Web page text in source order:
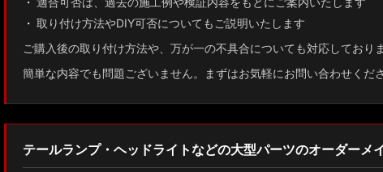
GUN125 ハイラックス
GDJ150W/151 WTRJ150 ランドクルーザー プラド
取り付け方法やDIY可否についてもご説明いたします
ご購入後の取り付け方法や、万が一の不具合についても対応しており
簡単な内容でも問題ございません。まずはお気軽にお問い合わせくださ
テールランプ・ヘッドライトなどの大型パーツのオーダーメ